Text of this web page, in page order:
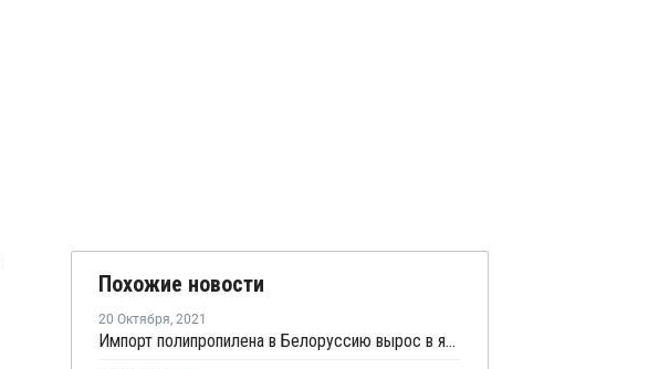
Похожие новости
20 Октября, 2021
Импорт полипропилена в Белоруссию вырос в январе - августе на 9,4%